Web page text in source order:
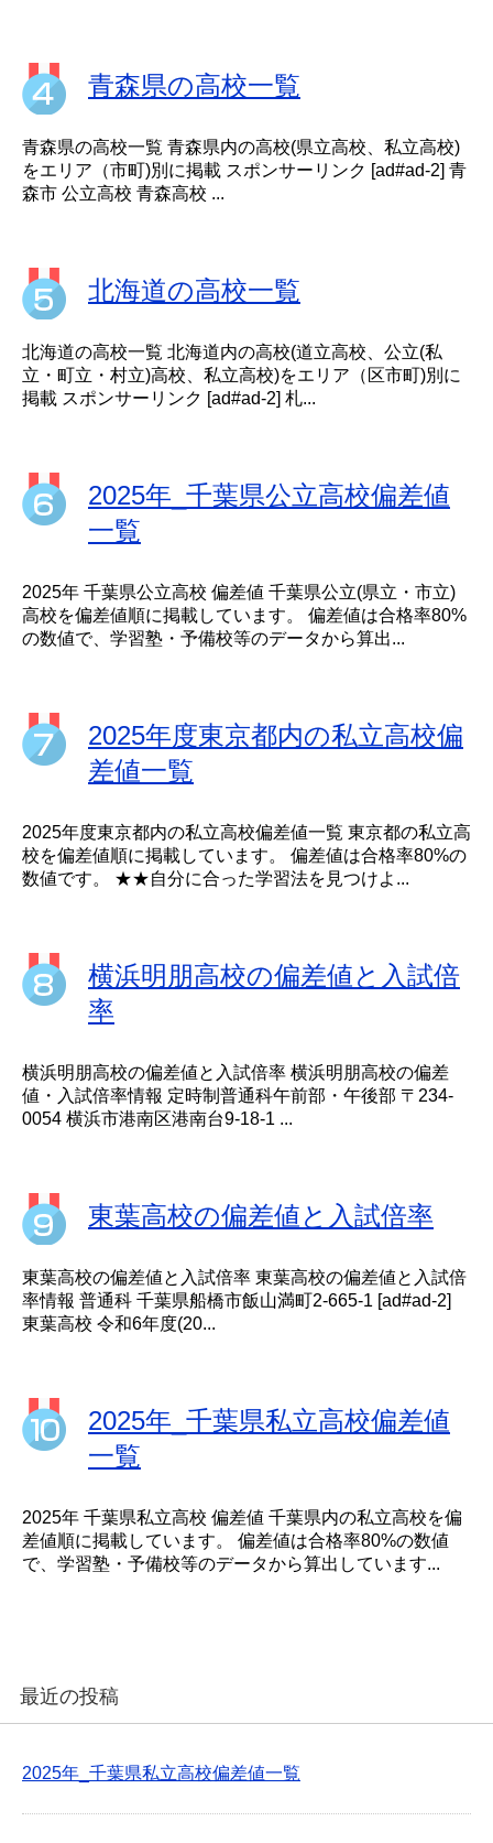
青森県の高校一覧
青森県の高校一覧 青森県内の高校(県立高校、私立高校)
をエリア（市町)別に掲載 スポンサーリンク [ad#ad-2] 青
森市 公立高校 青森高校 ...
北海道の高校一覧
北海道の高校一覧 北海道内の高校(道立高校、公立(私
立・町立・村立)高校、私立高校)をエリア（区市町)別に
掲載 スポンサーリンク [ad#ad-2] 札...
2025年_千葉県公立高校偏差値
一覧
2025年 千葉県公立高校 偏差値 千葉県公立(県立・市立)
高校を偏差値順に掲載しています。 偏差値は合格率80%
の数値で、学習塾・予備校等のデータから算出...
2025年度東京都内の私立高校偏
差値一覧
2025年度東京都内の私立高校偏差値一覧 東京都の私立高
校を偏差値順に掲載しています。 偏差値は合格率80%の
数値です。 ★★自分に合った学習法を見つけよ...
横浜明朋高校の偏差値と入試倍
率
横浜明朋高校の偏差値と入試倍率 横浜明朋高校の偏差
値・入試倍率情報 定時制普通科午前部・午後部 〒234-
0054 横浜市港南区港南台9-18-1 ...
東葉高校の偏差値と入試倍率
東葉高校の偏差値と入試倍率 東葉高校の偏差値と入試倍
率情報 普通科 千葉県船橋市飯山満町2-665-1 [ad#ad-2]
東葉高校 令和6年度(20...
2025年_千葉県私立高校偏差値
一覧
2025年 千葉県私立高校 偏差値 千葉県内の私立高校を偏
差値順に掲載しています。 偏差値は合格率80%の数値
で、学習塾・予備校等のデータから算出しています...
最近の投稿
2025年_千葉県私立高校偏差値一覧